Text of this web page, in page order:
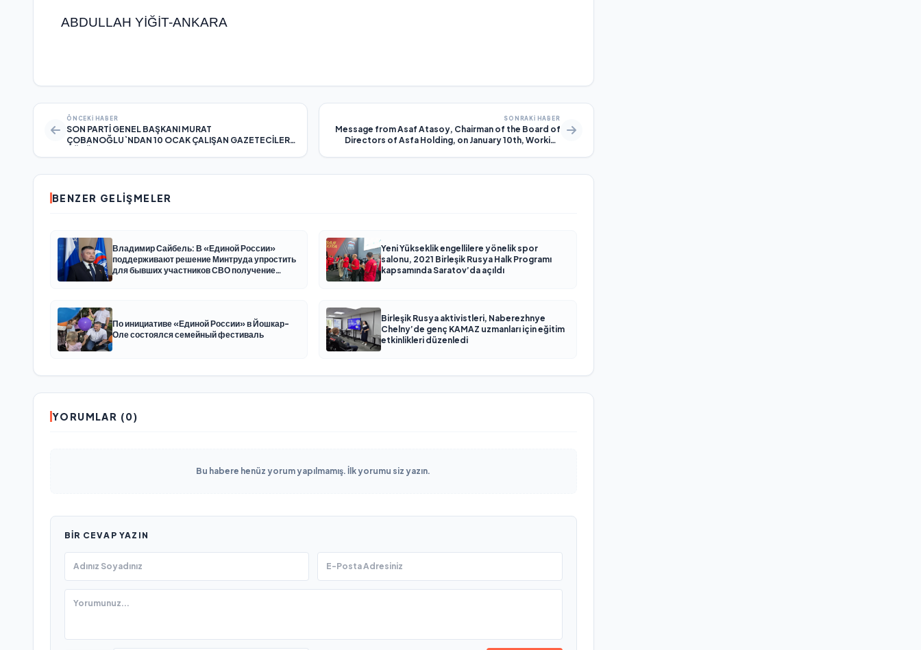
ABDULLAH YİĞİT-ANKARA
ÖNCEKI HABER
SON PARTİ GENEL BAŞKANI MURAT
ÇOBANOĞLU`NDAN 10 OCAK ÇALIŞAN GAZETECİLER
SONRAKI HABER
Message from Asaf Atasoy, Chairman of the Board of
Directors of Asfa Holding, on January 10th, Working
BENZER GELIŞMELER
Владимир Сайбель: В «Единой России»
поддерживают решение Минтруда упростить
для бывших участников СВО получение
Yeni Yükseklik engellilere yönelik spor
salonu, 2021 Birleşik Rusya Halk Programı
kapsamında Saratov’da açıldı
По инициативе «Единой России» в Йошкар-
Оле состоялся семейный фестиваль
Birleşik Rusya aktivistleri, Naberezhnye
Chelny’de genç KAMAZ uzmanları için eğitim
etkinlikleri düzenledi
YORUMLAR (0)
Bu habere henüz yorum yapılmamış. İlk yorumu siz yazın.
BIR CEVAP YAZIN